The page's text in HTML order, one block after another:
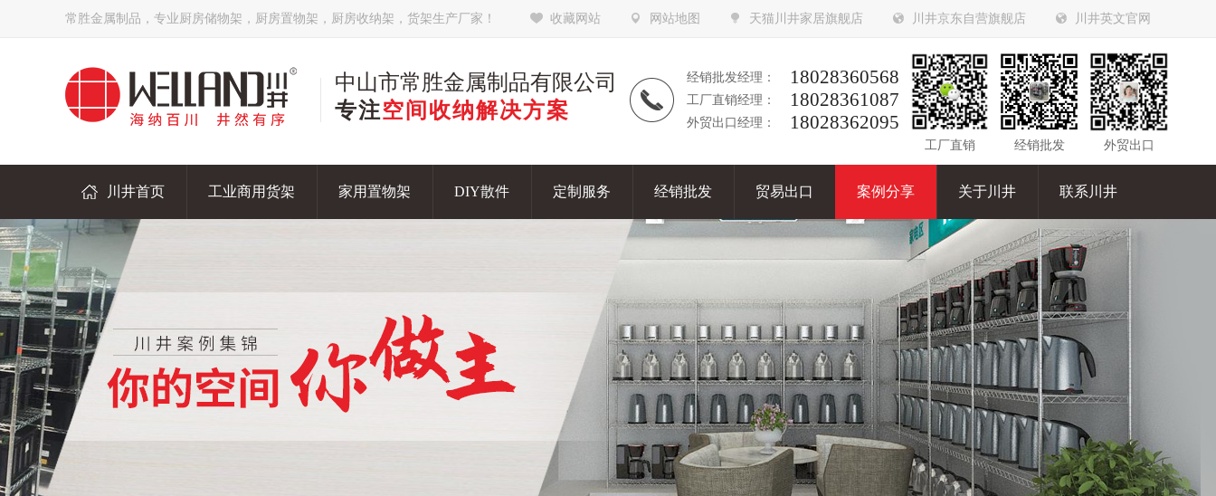
收藏网站 网站地图 天猫川井家居旗舰店 川井京东自营旗舰店 川井英文官网
常胜金属制品，专业厨房储物架，厨房置物架，厨房收纳架，货架生产厂家！
经销批发经理： 18028360568
工厂直销经理： 18028361087
外贸出口经理： 18028362095
中山市常胜金属制品有限公司
专注空间收纳解决方案
工厂直销 经销批发 外贸出口
川井首页 工业商用货架 家用置物架 DIY散件 定制服务 经销批发 贸易出口 案例分享 关于川井 联系川井